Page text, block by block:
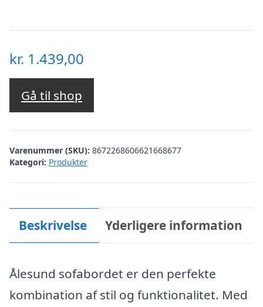
kr. 1.439,00
Gå til shop
Varenummer (SKU): 8672268606621668677
Kategori: Produkter
Beskrivelse Yderligere information
Ålesund sofabordet er den perfekte
kombination af stil og funktionalitet. Med